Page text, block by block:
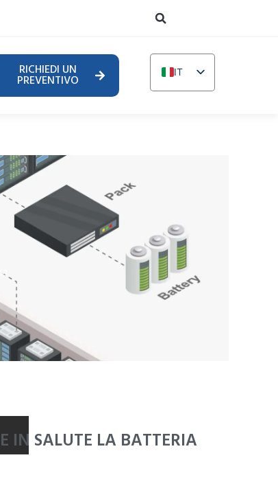
RICHIEDI UN
PREVENTIVO
IT
EN
PL
NL
UR
PT
IN SALUTE LA BATTERIA